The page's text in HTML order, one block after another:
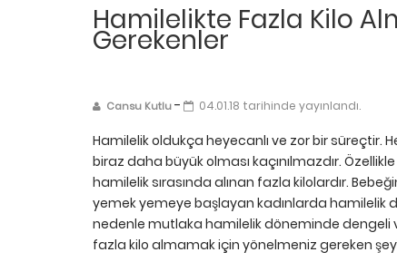
Hamilelikte Fazla Kilo
Gerekenler
Cansu Kutlu- 04.01.18 tarihinde yayınlandı.
Hamilelik oldukça heyecanlı ve zor bir süreçtir.
biraz daha büyük olması kaçınılmazdır.
hamilelik sırasında alınan fazla kilolardır.
yemek yemeye başlayan kadınlarda hamilelik
nedenle mutlaka hamilelik döneminde dengeli
fazla kilo almamak için yönelmeniz gereken